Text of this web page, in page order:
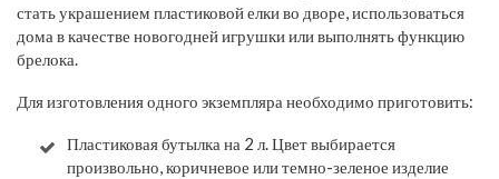
стать украшением пластиковой елки во дворе, использоваться
дома в качестве новогодней игрушки или выполнять функцию
брелока.
Для изготовления одного экземпляра необходимо приготовить:
Пластиковая бутылка на 2 л. Цвет выбирается
произвольно, коричневое или темно-зеленое изделие